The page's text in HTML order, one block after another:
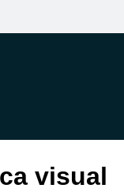
visual